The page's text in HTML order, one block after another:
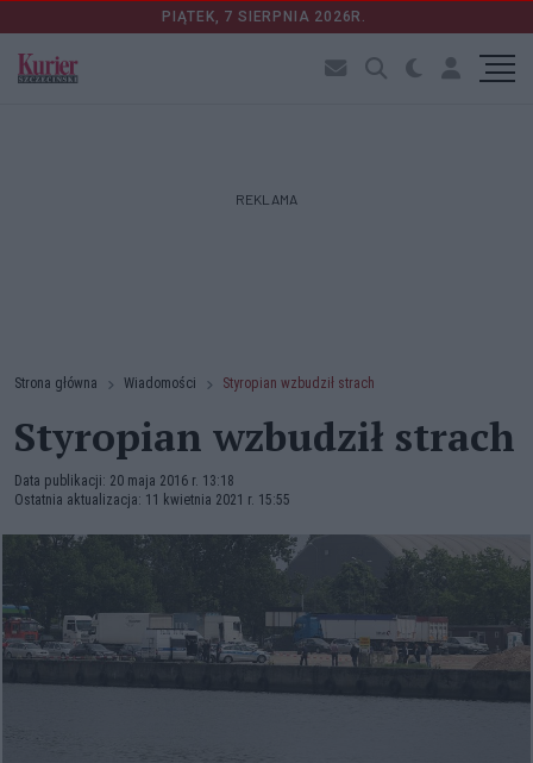
PIĄTEK, 7 SIERPNIA 2026R.
REKLAMA
Strona główna Wiadomości Styropian wzbudził strach
Styropian wzbudził strach
Data publikacji: 20 maja 2016 r. 13:18
Ostatnia aktualizacja: 11 kwietnia 2021 r. 15:55